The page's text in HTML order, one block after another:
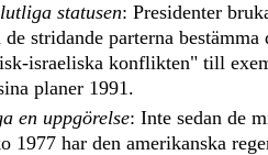
statusen: Presidenter
stridande parterna
israeliska konflikten" till
planer 1991.
en uppgörelse: Inte sedan de
1977 har den amerikanska